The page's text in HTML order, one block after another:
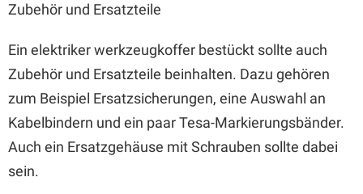
Zubehör und Ersatzteile
Ein elektriker werkzeugkoffer bestückt sollte auch
Zubehör und Ersatzteile beinhalten. Dazu gehören
zum Beispiel Ersatzsicherungen, eine Auswahl an
Kabelbindern und ein paar Tesa-Markierungsbänder.
Auch ein Ersatzgehäuse mit Schrauben sollte dabei
sein.